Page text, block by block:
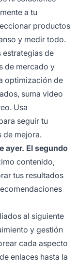
a tu
productos
y medir todo.
estrategias de
de mercado y
optimización de
suma video
Usa
seguir tu
de mejora.
ayer. El segundo
contenido,
tus resultados
al siguiente
y gestión
cada aspecto
enlaces hasta la